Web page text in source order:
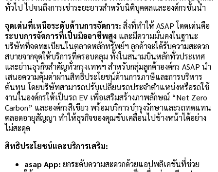
ทั่วไป ไปจนถึงการเช่าระยะยาวสำหรับนิติบุคคลและองค์กรชั้นนำ
จุดเด่นที่เหนือระดับด้านการจัดการ: สิ่งที่ทำให้ ASAP โดดเด่นคือ
ระบบการจัดการที่เป็นมืออาชีพสูง และมีความมั่นคงในฐานะ
บริษัทที่จดทะเบียนในตลาดหลักทรัพย์ฯ ลูกค้าจะได้รับความสะดวก
สบายจากจุดให้บริการที่ครอบคลุม ทั้งในสนามบินหลักทั่วประเทศ
และย่านธุรกิจสำคัญทั่วกรุงเทพฯ สำหรับกลุ่มลูกค้าองค์กร ASAP นำ
เสนอความคุ้มค่าผ่านสิทธิประโยชน์ด้านการภาษีและการบริหาร
ต้นทุน โดยบริษัทสามารถปรับเปลี่ยนรถประจำตำแหน่งหรือรถใช้
งานในองค์กรให้เป็นรถ EV เพื่อเสริมสร้างภาพลักษณ์ “Net Zero
Carbon” และองค์กรสีเขียว พร้อมบริการบำรุงรักษาและรถทดแทน
ตลอดอายุสัญญา ทำให้ธุรกิจของคุณขับเคลื่อนไปข้างหน้าได้อย่าง
ไม่สะดุด
สิทธิประโยชน์และบริการเสริม:
asap App: ยกระดับความสะดวกด้วยแอปพลิเคชันที่ช่วย